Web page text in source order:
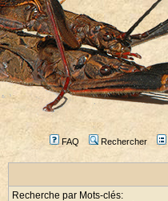
FAQ Rechercher
Recherche par Mots-clés: